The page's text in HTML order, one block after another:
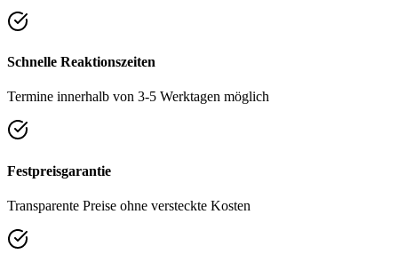
Schnelle Reaktionszeiten
Termine innerhalb von 3-5 Werktagen möglich
Festpreisgarantie
Transparente Preise ohne versteckte Kosten